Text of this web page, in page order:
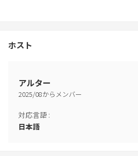
ホスト
アルター
2025/08からメンバー
対応言語 :
日本語